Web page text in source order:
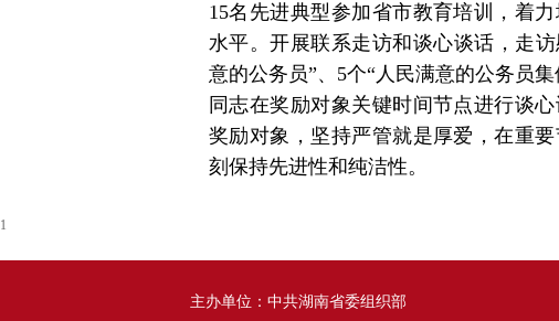
15名先进典型参加省市教育培训，着
水平。开展联系走访和谈心谈话，走
意的公务员”、5个“人民满意的公务员
同志在奖励对象关键时间节点进行谈
奖励对象，坚持严管就是厚爱，在重
刻保持先进性和纯洁性。
1
主办单位：中共湖南省委组织部